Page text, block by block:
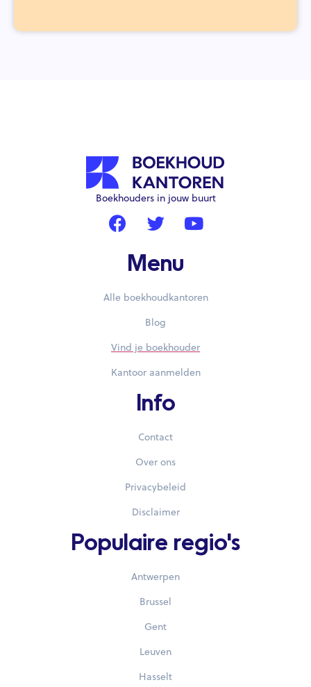
Boekhouders in jouw buurt
Menu
Alle boekhoudkantoren
Blog
Vind je boekhouder
Kantoor aanmelden
Info
Contact
Over ons
Privacybeleid
Disclaimer
Populaire regio's
Antwerpen
Brussel
Gent
Leuven
Hasselt